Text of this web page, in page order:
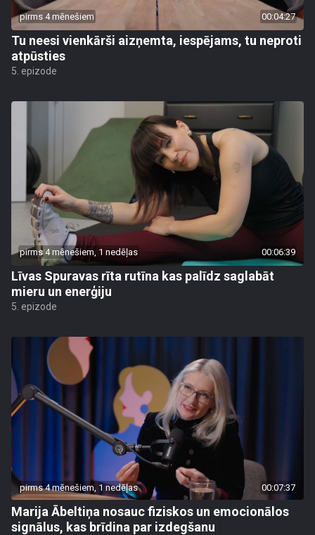
pirms 4 mēnešiem 00:04:27
Tu neesi vienkārši aizņemta, iespējams, tu neproti
atpūsties
5. epizode
pirms 4 mēnešiem, 1 nedēļas 00:06:39
Līvas Spuravas rīta rutīna kas palīdz saglabāt
mieru un enerģiju
5. epizode
pirms 4 mēnešiem, 1 nedēļas 00:07:37
Marija Ābeltiņa nosauc fiziskos un emocionālos
signālus, kas brīdina par izdegšanu